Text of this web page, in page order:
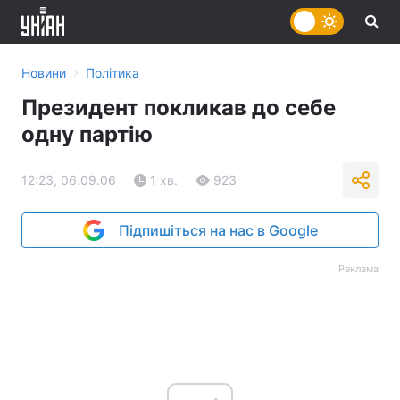
Новини › Політика
Президент покликав до себе
одну партію
12:23, 06.09.06 1 хв. 923
Підпишіться на нас в Google
Реклама